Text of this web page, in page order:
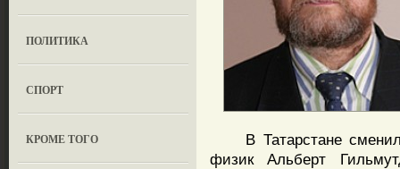
ПОЛИТИКА
СПОРТ
КРОМЕ ТОГО
В Татарстане
физик Альберт